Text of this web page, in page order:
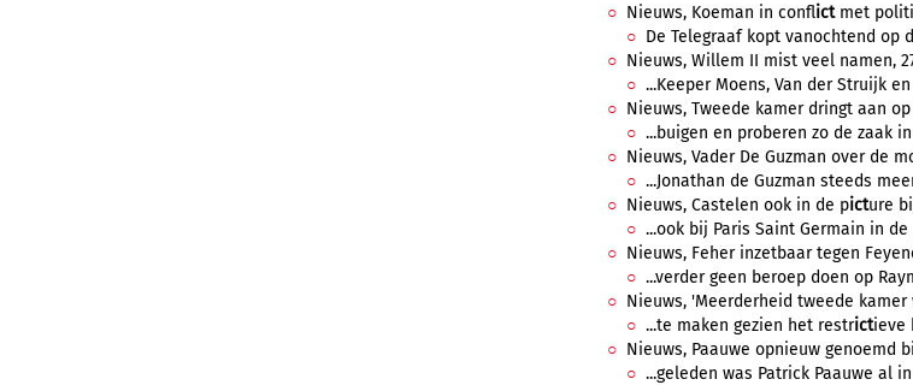
Nieuws, Koeman in conflictmet
De Telegraaf kopt vanochtend op
Nieuws, Willem II mist veel namen,
...Keeper Moens, Van der Struijk en
Nieuws, Tweede kamer dringt aan
...buigen en proberen zo de zaak
Nieuws, Vader De Guzman over de
...Jonathan de Guzman steeds
Nieuws, Castelen ook in de picture
...ook bij Paris Saint Germain in de
Nieuws, Feher inzetbaar tegen
...verder geen beroep doen op
Nieuws, 'Meerderheid tweede kamer
...te maken gezien het restrictieve
Nieuws, Paauwe opnieuw genoemd
...geleden was Patrick Paauwe al